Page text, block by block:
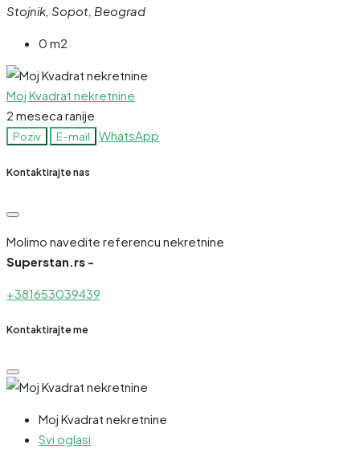
Stojnik, Sopot, Beograd
0 m2
Moj Kvadrat nekretnine
2 meseca ranije
Poziv E-mail WhatsApp
Kontaktirajte nas
Molimo navedite referencu nekretnine
Superstan.rs -
+381653039439
Kontaktirajte me
Moj Kvadrat nekretnine
Svi oglasi